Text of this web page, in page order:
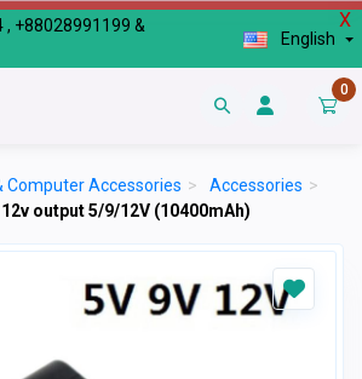
X
+88028991199 &
English
0
Computer Accessories > Accessories >
output 5/9/12V (10400mAh)